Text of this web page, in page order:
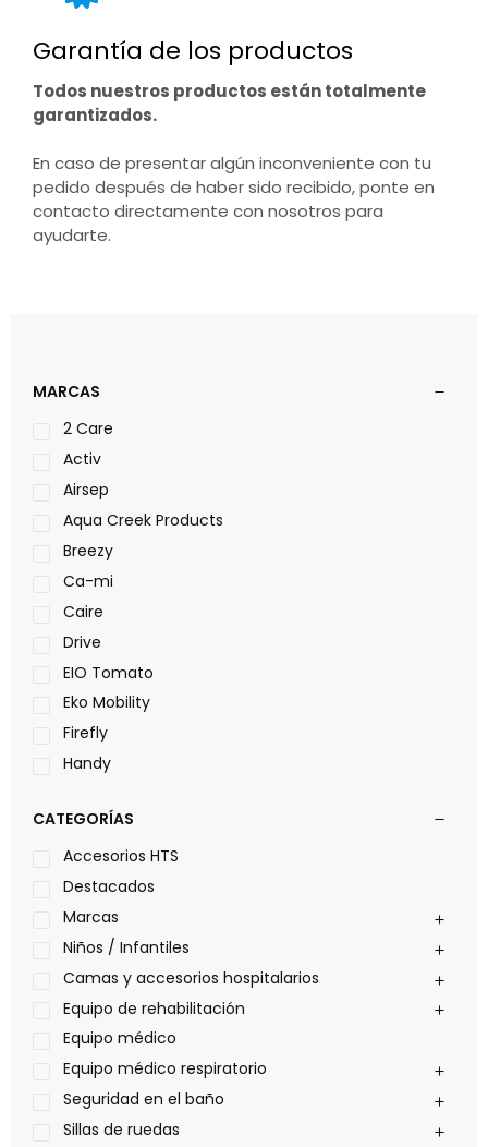
Garantía de los productos
Todos nuestros productos están totalmente
garantizados.
En caso de presentar algún inconveniente con tu
pedido después de haber sido recibido, ponte en
contacto directamente con nosotros para
ayudarte.
MARCAS
2 Care
Activ
Airsep
Aqua Creek Products
Breezy
Ca-mi
Caire
Drive
EIO Tomato
Eko Mobility
Firefly
Handy
Leggero
Lumex
Medical Store
Nidek
Oxiplus
Philips
Pride
Roho
Sillas de ruedas Everest Jennings
Stealth products
Xiehe Medical
CATEGORÍAS
Accesorios HTS
Destacados
Marcas
Niños / Infantiles
Camas y accesorios hospitalarios
Equipo de rehabilitación
Equipo médico
Equipo médico respiratorio
Seguridad en el baño
Sillas de ruedas